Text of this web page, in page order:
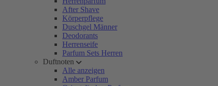
After Shave
Körperpflege
Duschgel Männer
Deodorants
Herrenseife
Parfum Sets Herren
Duftnoten
Alle anzeigen
Amber Parfum